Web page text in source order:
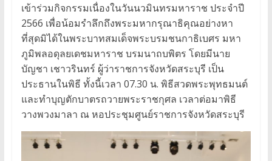
เข้าร่วมกิจกรรมเนื่องในวันนวมินทรมหาราช ประจำปี
2566 เพื่อน้อมรำลึกถึงพระมหากรุณาธิคุณอย่างหา
ที่สุดมิได้ในพระบาทสมเด็จพระบรมชนกาธิเบศร มหา
ภูมิพลอดุลยเดชมหาราช บรมนาถบพิตร โดยมีนาย
บัญชา เชาวรินทร์ ผู้ว่าราชการจังหวัดสระบุรี เป็น
ประธานในพิธี ทั้งนี้เวลา 07.30 น. พิธีสวดพระพุทธมนต์
และทำบุญตักบาตรถวายพระราชกุศล เวลาต่อมาพิธี
วางพวงมาลา ณ หอประชุมศูนย์ราชการจังหวัดสระบุรี